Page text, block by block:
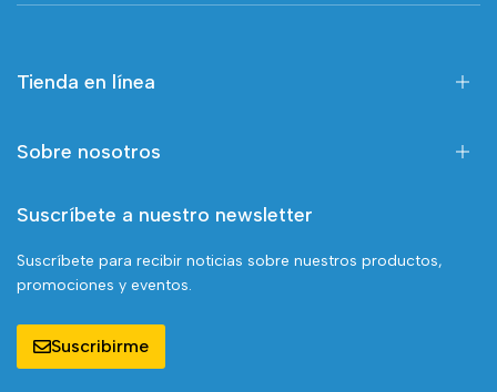
Tienda en línea
Sobre nosotros
Suscríbete a nuestro newsletter
Suscríbete para recibir noticias sobre nuestros productos,
promociones y eventos.
Suscribirme